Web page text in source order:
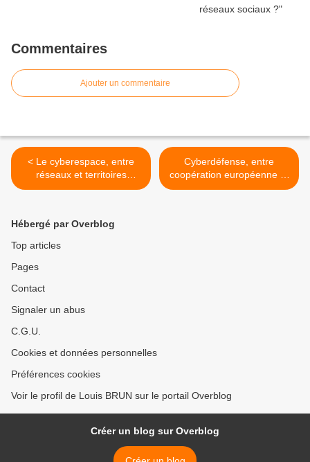
Commentaires
Ajouter un commentaire
< Le cyberespace, entre
réseaux et territoires
(infrastructures, acteurs,
Cyberdéfense, entre
coopération européenne et
souveraineté nationale : le
Hébergé par Overblog
Top articles
Pages
Contact
Signaler un abus
C.G.U.
Cookies et données personnelles
Préférences cookies
Voir le profil de Louis BRUN sur le portail Overblog
Créer un blog sur Overblog